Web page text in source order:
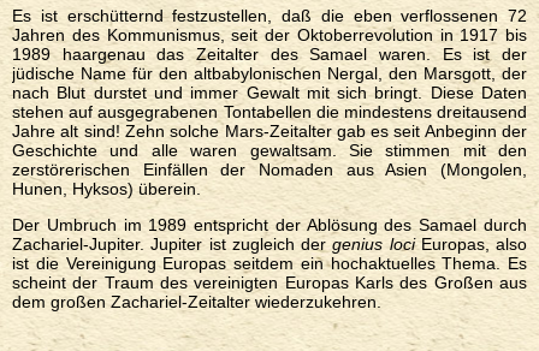
Es ist erschütternd festzustellen, daß die eben verflossenen 72
Jahren des Kommunismus, seit der Oktoberrevolution in 1917 bis
1989 haargenau das Zeitalter des Samael waren. Es ist der
jüdische Name für den altbabylonischen Nergal, den Marsgott, der
nach Blut durstet und immer Gewalt mit sich bringt. Diese Daten
stehen auf ausgegrabenen Tontabellen die mindestens dreitausend
Jahre alt sind! Zehn solche Mars-Zeitalter gab es seit Anbeginn der
Geschichte und alle waren gewaltsam. Sie stimmen mit den
zerstörerischen Einfällen der Nomaden aus Asien (Mongolen,
Hunen, Hyksos) überein.
Der Umbruch im 1989 entspricht der Ablösung des Samael durch
Zachariel-Jupiter. Jupiter ist zugleich dergenius lociEuropas, also
ist die Vereinigung Europas seitdem ein hochaktuelles Thema. Es
scheint der Traum des vereinigten Europas Karls des Großen aus
dem großen Zachariel-Zeitalter wiederzukehren.